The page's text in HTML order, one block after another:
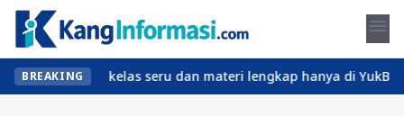
menu
BREAKINGkelas seru dan materi lengkap hanya di